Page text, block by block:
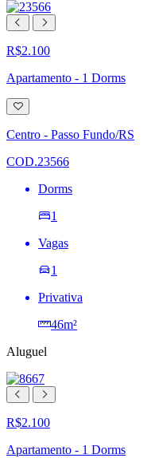
R$2.100
Apartamento - 1 Dorms
Adicionar
à
lista
de
Centro - Passo Fundo/RS
COD.23566
Dorms
1
Vagas
1
Privativa
46m²
Aluguel
R$2.100
Apartamento - 1 Dorms